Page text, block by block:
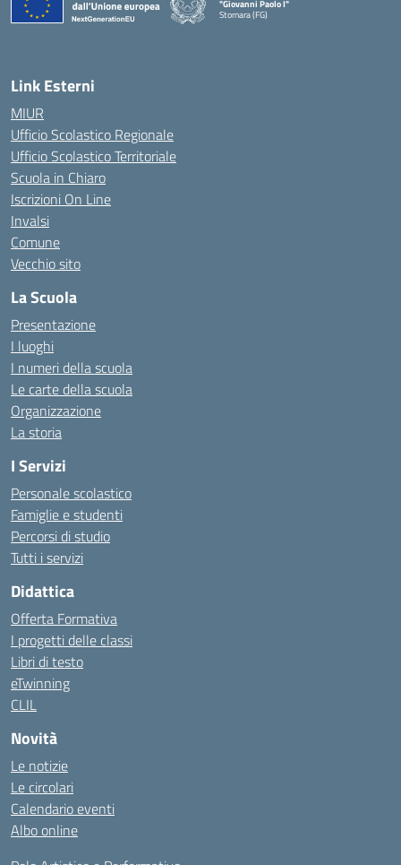
"Giovanni Paolo I"
Stornara (FG)
Link Esterni
MIUR
Ufficio Scolastico Regionale
Ufficio Scolastico Territoriale
Scuola in Chiaro
Iscrizioni On Line
Invalsi
Comune
Vecchio sito
La Scuola
Presentazione
I luoghi
I numeri della scuola
Le carte della scuola
Organizzazione
La storia
I Servizi
Personale scolastico
Famiglie e studenti
Percorsi di studio
Tutti i servizi
Didattica
Offerta Formativa
I progetti delle classi
Libri di testo
eTwinning
CLIL
Novità
Le notizie
Le circolari
Calendario eventi
Albo online